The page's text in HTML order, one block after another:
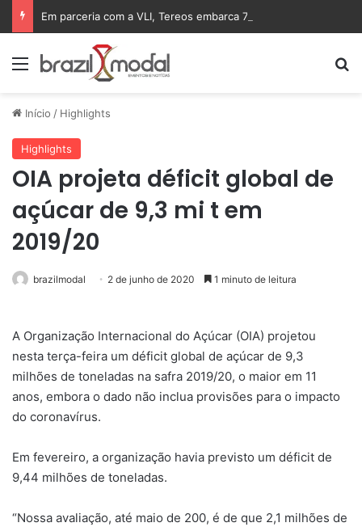
Menu
Início / Highlights
Highlights
OIA projeta déficit global de
açúcar de 9,3 mi t em
2019/20
brazilmodal 2 de junho de 2020 1 minuto de leitura
A Organização Internacional do Açúcar (OIA) projetou
nesta terça-feira um déficit global de açúcar de 9,3
milhões de toneladas na safra 2019/20, o maior em 11
anos, embora o dado não inclua provisões para o impacto
do coronavírus.
Em fevereiro, a organização havia previsto um déficit de
9,44 milhões de toneladas.
“Nossa avaliação, até maio de 200, é de que 2,1 milhões de